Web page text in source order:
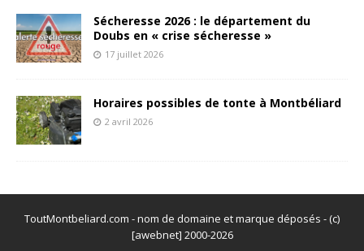
Sécheresse 2026 : le département du
Doubs en « crise sécheresse »
17 juillet 2026
Horaires possibles de tonte à Montbéliard
2 avril 2026
ToutMontbeliard.com - nom de domaine et marque déposés - (c)
[awebnet] 2000-2026